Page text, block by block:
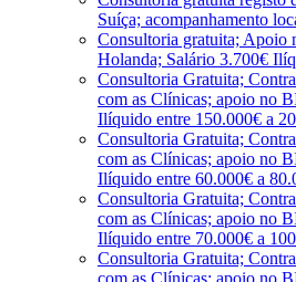
Suíça; acompanhamento
Consultoria gratuita; Apoio
Holanda; Salário 3.700€
Consultoria Gratuita;
com as Clínicas; apoio no
Ilíquido entre 150.000€ a
Consultoria Gratuita;
com as Clínicas; apoio no
Ilíquido entre 60.000€ a
Consultoria Gratuita;
com as Clínicas; apoio no
Ilíquido entre 70.000€ a
Consultoria Gratuita;
com as Clínicas; apoio no